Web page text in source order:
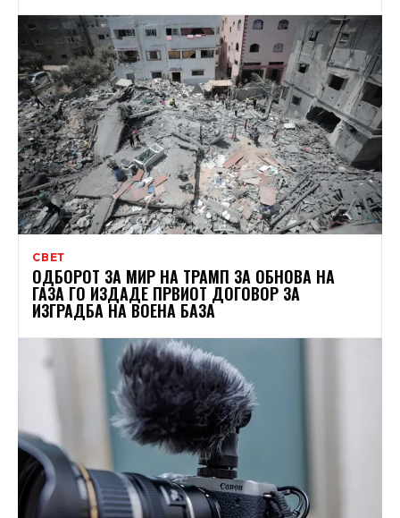
СВЕТ
ОДБОРОТ ЗА МИР НА ТРАМП ЗА ОБНОВА НА
ГАЗА ГО ИЗДАДЕ ПРВИОТ ДОГОВОР ЗА
ИЗГРАДБА НА ВОЕНА БАЗА